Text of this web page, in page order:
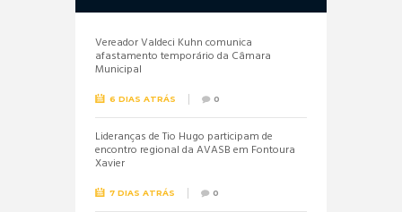
Vereador Valdeci Kuhn comunica
afastamento temporário da Câmara
Municipal
6 DIAS ATRÁS 0
Lideranças de Tio Hugo participam de
encontro regional da AVASB em Fontoura
Xavier
7 DIAS ATRÁS 0